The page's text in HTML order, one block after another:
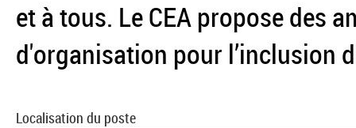
et à tous. Le CEA propose des
d'organisation pour l’inclusion
Localisation du poste